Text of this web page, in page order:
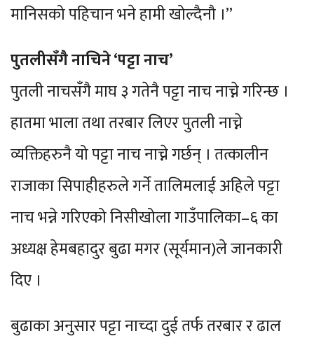
मानिसको पहिचान भने हामी खोल्दैनौ ।”
पुतलीसँगै नाचिने ‘पट्टा नाच’
पुतली नाचसँगै माघ ३ गतेनै पट्टा नाच नाच्ने गरिन्छ ।
हातमा भाला तथा तरबार लिएर पुतली नाच्ने
व्यक्तिहरुनै यो पट्टा नाच नाच्ने गर्छन् । तत्कालीन
राजाका सिपाहीहरुले गर्ने तालिमलाई अहिले पट्टा
नाच भन्ने गरिएको निसीखोला गाउँपालिका–६ का
अध्यक्ष हेमबहादुर बुढा मगर (सूर्यमान)ले जानकारी
दिए ।
बुढाका अनुसार पट्टा नाच्दा दुई तर्फ तरबार र ढाल